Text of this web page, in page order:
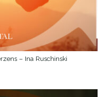
– Ina Ruschinski